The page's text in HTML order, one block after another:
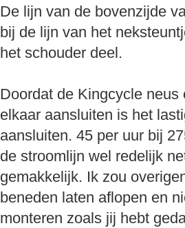
De lijn van de bovenzijde
bij de lijn van het
het schouder deel.
Doordat de Kingcycle
elkaar aansluiten is het
aansluiten. 45 per uur bij
de stroomlijn wel redelijk
gemakkelijk. Ik zou
beneden laten aflopen en
monteren zoals jij hebt